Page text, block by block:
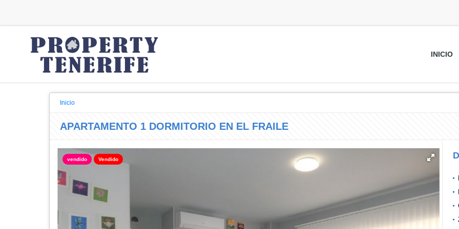
INICIO
Inicio
APARTAMENTO 1 DORMITORIO EN EL FRAILE
vendido Vendido